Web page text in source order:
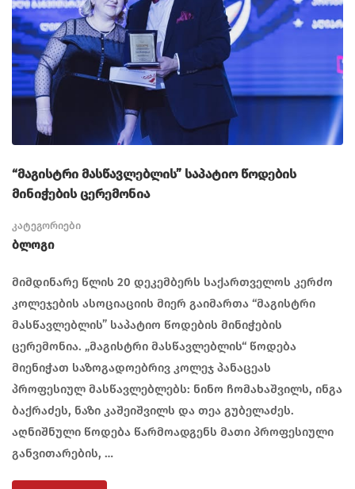
“მაგისტრი მასწავლებლის” საპატიო წოდების
მინიჭების ცერემონია
კატეგორიები
Ბლოგი
მიმდინარე წლის 20 დეკემბერს საქართველოს კერძო
კოლეჯების ასოციაციის მიერ გაიმართა “მაგისტრი
მასწავლებლის” საპატიო წოდების მინიჭების
ცერემონია. „მაგისტრი მასწავლებლის“ წოდება
მიენიჭათ საზოგადოებრივ კოლეჯ პანაცეას
პროფესიულ მასწავლებლებს: ნინო ჩომახაშვილს, ინგა
ბაქრაძეს, ნაზი კაშეიშვილს და თეა გუბელაძეს.
აღნიშნული წოდება წარმოადგენს მათი პროფესიული
განვითარების, …